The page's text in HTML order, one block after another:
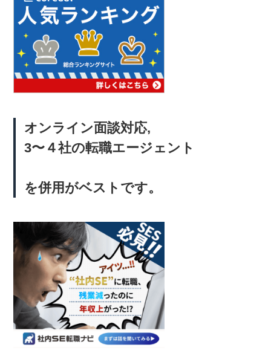
オンライン面談対応,
3〜４社の転職エージェント
を併用がベストです。